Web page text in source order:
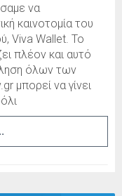
να
καινοτομία του
Viva Wallet. To
πλέον και αυτό
όλων των
μπορεί να γίνει